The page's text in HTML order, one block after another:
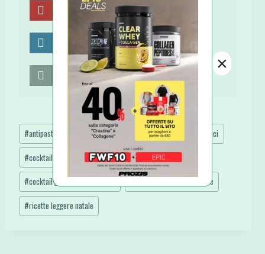
Share on Pinterest
Share on LinkedIn
Send email
Tag
articolo:
#antipasti fit antipasti natale veloci #antipasti proteici
#cocktail di gamberetti light # cocktail gamberetti facile
#cocktail gamberetti surgelati gamberetti ricette leggere
#ricette leggere natale
×